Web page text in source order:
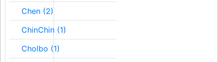
Chen (2)
ChinChin (1)
Cholbo (1)